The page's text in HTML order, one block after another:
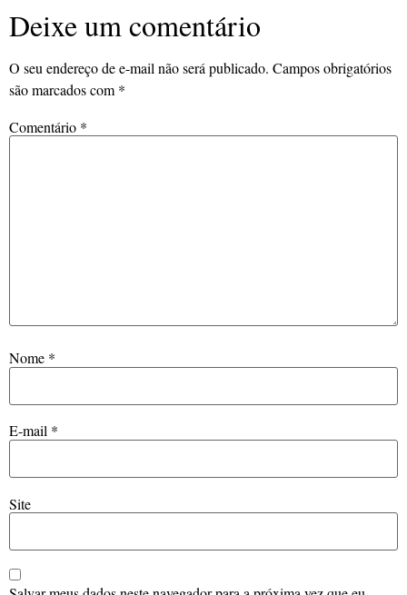
Deixe um comentário
O seu endereço de e-mail não será publicado. Campos obrigatórios
são marcados com *
Comentário *
Nome *
E-mail *
Site